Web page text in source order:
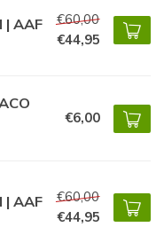
| AAF
€60,00
€44,95
€6,00
| AAF
€60,00
€44,95